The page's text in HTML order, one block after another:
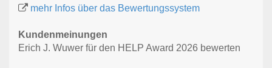
mehr Infos über das Bewertungssystem
Kundenmeinungen
Erich J. Wuwer für den HELP Award 2026 bewerten